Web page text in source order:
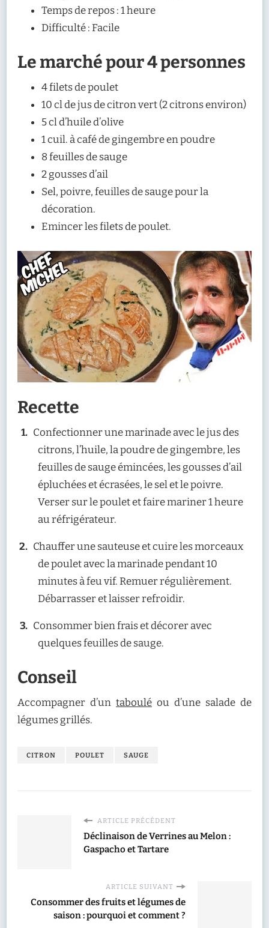
Temps de repos : 1 heure
Difficulté : Facile
Le marché pour 4 personnes
4 filets de poulet
10 cl de jus de citron vert (2 citrons environ)
5 cl d’huile d’olive
1 cuil. à café de gingembre en poudre
8 feuilles de sauge
2 gousses d’ail
Sel, poivre, feuilles de sauge pour la
décoration.
Emincer les filets de poulet.
Recette
Confectionner une marinade avec le jus des
citrons, l’huile, la poudre de gingembre, les
feuilles de sauge émincées, les gousses d’ail
épluchées et écrasées, le sel et le poivre.
Verser sur le poulet et faire mariner 1 heure
au réfrigérateur.
Chauffer une sauteuse et cuire les morceaux
de poulet avec la marinade pendant 10
minutes à feu vif. Remuer régulièrement.
Débarrasser et laisser refroidir.
Consommer bien frais et décorer avec
quelques feuilles de sauge.
Conseil
Accompagner d’un taboulé ou d’une salade de
légumes grillés.
CITRON POULET SAUGE
ARTICLE PRÉCÉDENT
Déclinaison de Verrines au Melon :
Gaspacho et Tartare
ARTICLE SUIVANT
Consommer des fruits et légumes de
saison : pourquoi et comment ?